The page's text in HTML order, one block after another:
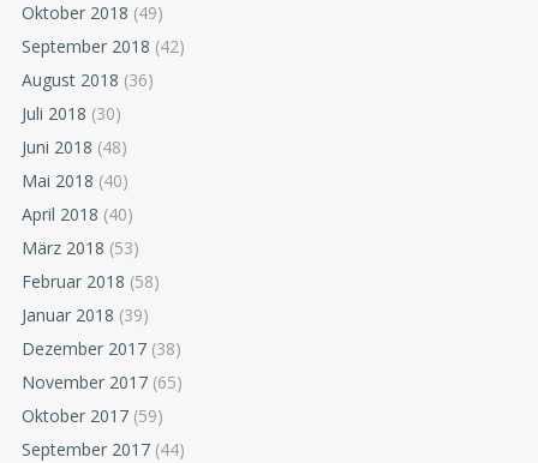
Oktober 2018 (49)
September 2018 (42)
August 2018 (36)
Juli 2018 (30)
Juni 2018 (48)
Mai 2018 (40)
April 2018 (40)
März 2018 (53)
Februar 2018 (58)
Januar 2018 (39)
Dezember 2017 (38)
November 2017 (65)
Oktober 2017 (59)
September 2017 (44)